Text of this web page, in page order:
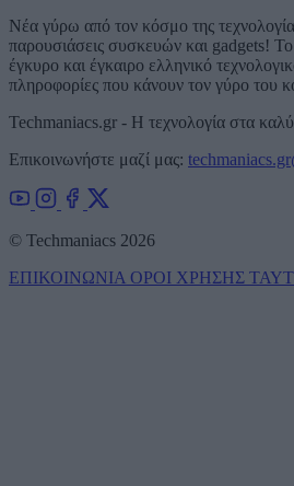
Νέα γύρω από τον κόσμο της
παρουσιάσεις συσκευών και gadgets! Το
έγκυρο και έγκαιρο ελληνικό
πληροφορίες που κάνουν τον γύρο του
Techmaniacs.gr - Η τεχνολογία στα
Επικοινωνήστε μαζί μας:
© Techmaniacs 2026
ΕΠΙΚΟΙΝΩΝΙΑ ΟΡΟΙ ΧΡΗΣΗΣ